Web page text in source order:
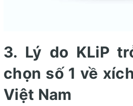
3. Lý do KLiP
chọn số 1 về
Việt Nam